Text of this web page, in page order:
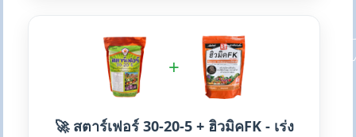
+
🚀 สตาร์เฟอร์ 30-20-5 + ฮิวมิคFK - เร่ง